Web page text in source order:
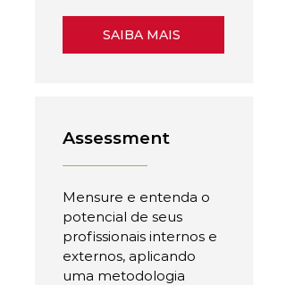
SAIBA MAIS
Assessment
Mensure e entenda o
potencial de seus
profissionais internos e
externos, aplicando
uma metodologia